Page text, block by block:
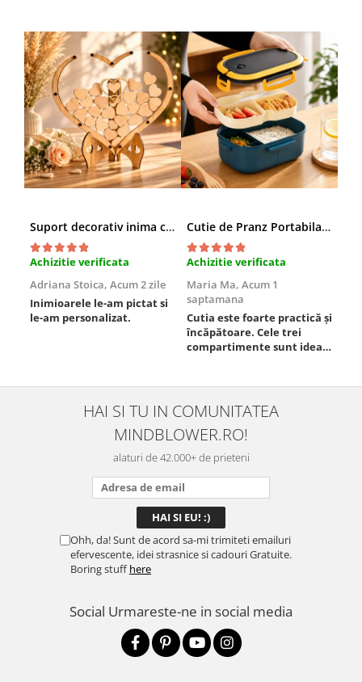
Suport decorativ inima cu mesaje, Cadou cu suflet
Achizitie verificata
Adriana Stoica, Acum 2 zile
Inimioarele le-am pictat si
le-am personalizat.
Cutie de Pranz Portabila cu Compartimente
Achizitie verificata
Maria Ma, Acum 1
saptamana
Cutia este foarte practică și
încăpătoare. Cele trei
compartimente sunt ideale
este sigură, fără scurgeri. O
folosesc aproape zilnic la
serviciu și sunt foarte
mulțumită.
HAI SI TU IN COMUNITATEA
MINDBLOWER.RO!
alaturi de 42.000+ de prieteni
Ohh, da! Sunt de acord sa-mi trimiteti emailuri
efervescente, idei strasnice si cadouri Gratuite.
Boring stuffhere
Social Urmareste-ne in social media